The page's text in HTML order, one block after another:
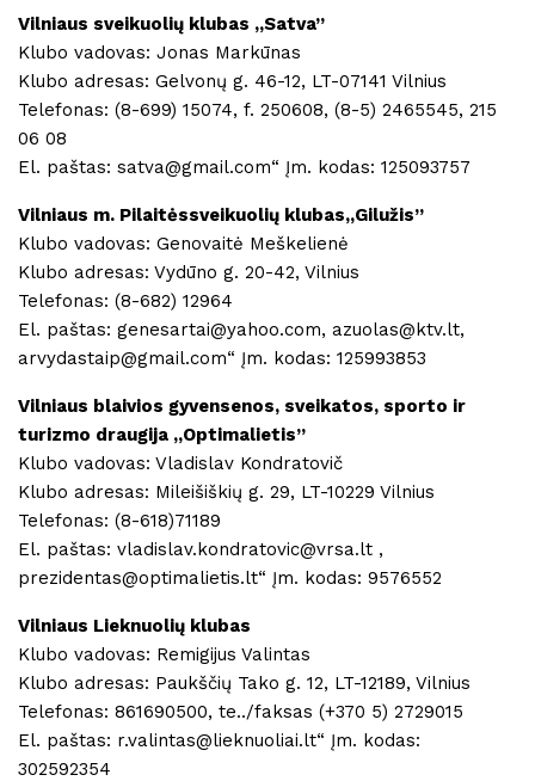
Vilniaus sveikuolių klubas ,,Satva”
Klubo vadovas: Jonas Markūnas
Klubo adresas: Gelvonų g. 46-12, LT-07141 Vilnius
Telefonas: (8-699) 15074, f. 250608, (8-5) 2465545, 215
06 08
El. paštas: satva@gmail.com“ Įm. kodas: 125093757
Vilniaus m. Pilaitėssveikuolių klubas,,Gilužis”
Klubo vadovas: Genovaitė Meškelienė
Klubo adresas: Vydūno g. 20-42, Vilnius
Telefonas: (8-682) 12964
El. paštas: genesartai@yahoo.com, azuolas@ktv.lt,
arvydastaip@gmail.com“ Įm. kodas: 125993853
Vilniaus blaivios gyvensenos, sveikatos, sporto ir
turizmo draugija ,,Optimalietis”
Klubo vadovas: Vladislav Kondratovič
Klubo adresas: Mileišiškių g. 29, LT-10229 Vilnius
Telefonas: (8-618)71189
El. paštas: vladislav.kondratovic@vrsa.lt ,
prezidentas@optimalietis.lt“ Įm. kodas: 9576552
Vilniaus Lieknuolių klubas
Klubo vadovas: Remigijus Valintas
Klubo adresas: Paukščių Tako g. 12, LT-12189, Vilnius
Telefonas: 861690500, te../faksas (+370 5) 2729015
El. paštas: r.valintas@lieknuoliai.lt“ Įm. kodas:
302592354